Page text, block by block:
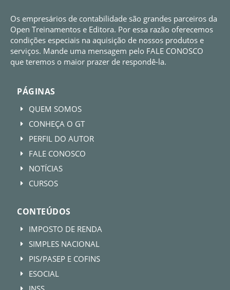
Os empresários de contabilidade são grandes parceiros da
Open Treinamentos e Editora. Por essa razão oferecemos
condições especiais na aquisição de nossos produtos e
serviços. Mande uma mensagem pelo FALE CONOSCO
que teremos o maior prazer de respondê-la.
PÁGINAS
E QUEM SOMOS
E CONHEÇA O GT
E PERFIL DO AUTOR
E FALE CONOSCO
E NOTÍCIAS
E CURSOS
CONTEÚDOS
E IMPOSTO DE RENDA
E SIMPLES NACIONAL
E PIS/PASEP E COFINS
E ESOCIAL